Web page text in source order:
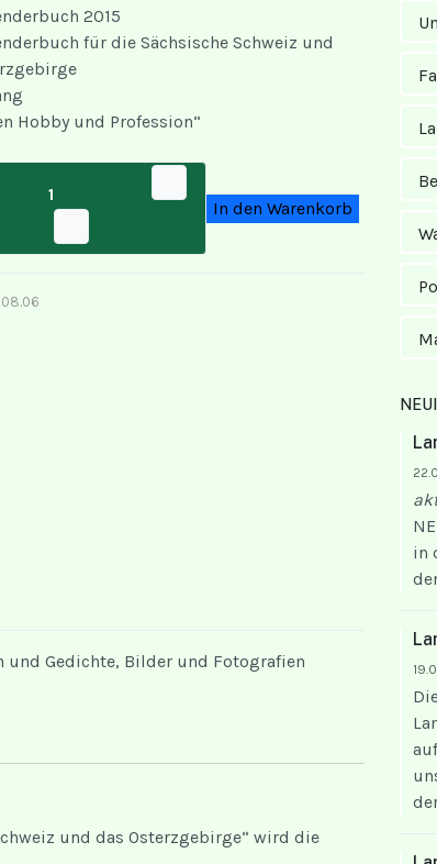
2015
für die Sächsische Schweiz und
Hobby und Profession“
08.06
und Gedichte, Bilder und Fotografien
und das Osterzgebirge“ wird die
in